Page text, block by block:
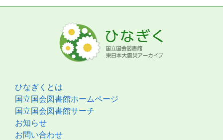
ひなぎくとは
国立国会図書館ホームページ
国立国会図書館サーチ
お知らせ
お問い合わせ